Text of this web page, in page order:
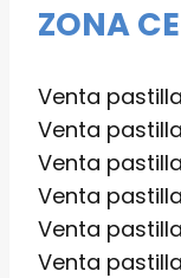
ZONA
Venta
Venta
Venta
Venta
Venta
Venta